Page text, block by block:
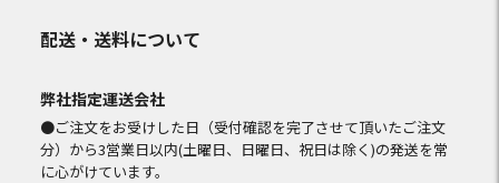
配送・送料について
弊社指定運送会社
●ご注文をお受けした日（受付確認を完了させて頂いたご注文
分）から3営業日以内(土曜日、日曜日、祝日は除く)の発送を常
に心がけています。